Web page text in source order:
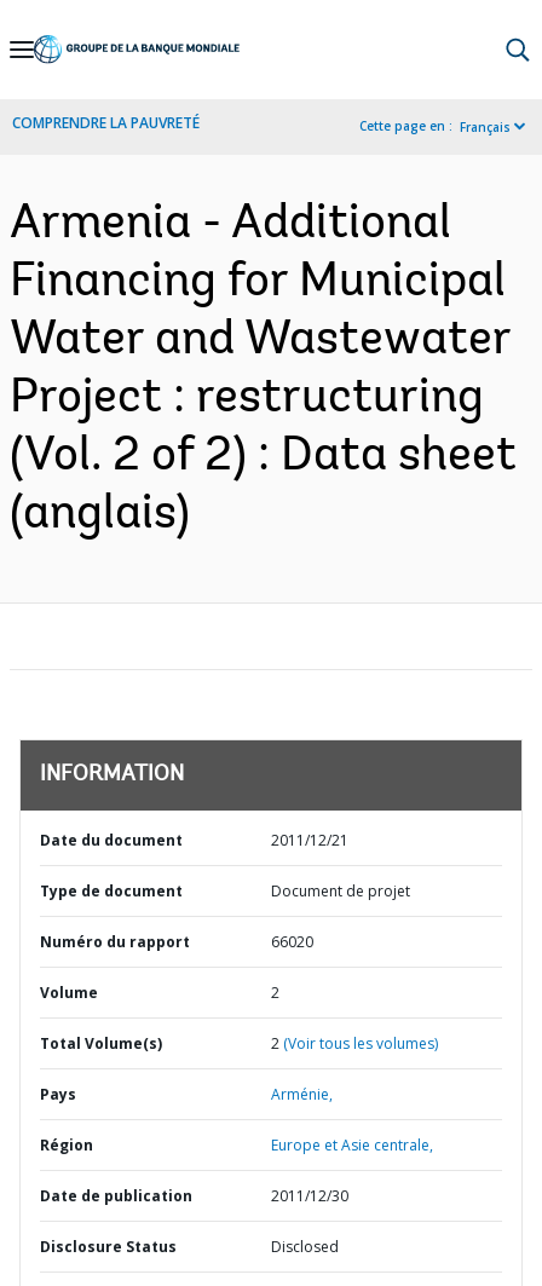
Skip
Navigation
COMPRENDRE LA PAUVRETÉ Cette page en : Français
Armenia - Additional
Financing for Municipal
Water and Wastewater
Project : restructuring
(Vol. 2 of 2) : Data sheet
(anglais)
INFORMATION
Date du document 2011/12/21
Type de document Document de projet
Numéro du rapport 66020
Volume 2
Total Volume(s) 2 (Voir tous les volumes)
Pays Arménie,
Région Europe et Asie centrale,
Date de publication 2011/12/30
Disclosure Status Disclosed